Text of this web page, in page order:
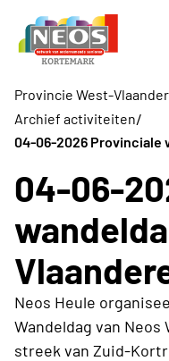
Provincie West-
Archief activiteiten/
04-06-2026 Provinciale
04-06-
Neos Heule
Wandeldag van
streek van Zuid-